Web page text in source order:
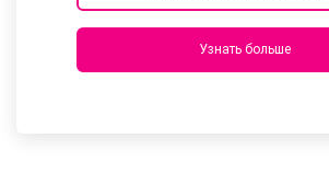
Узнать больше